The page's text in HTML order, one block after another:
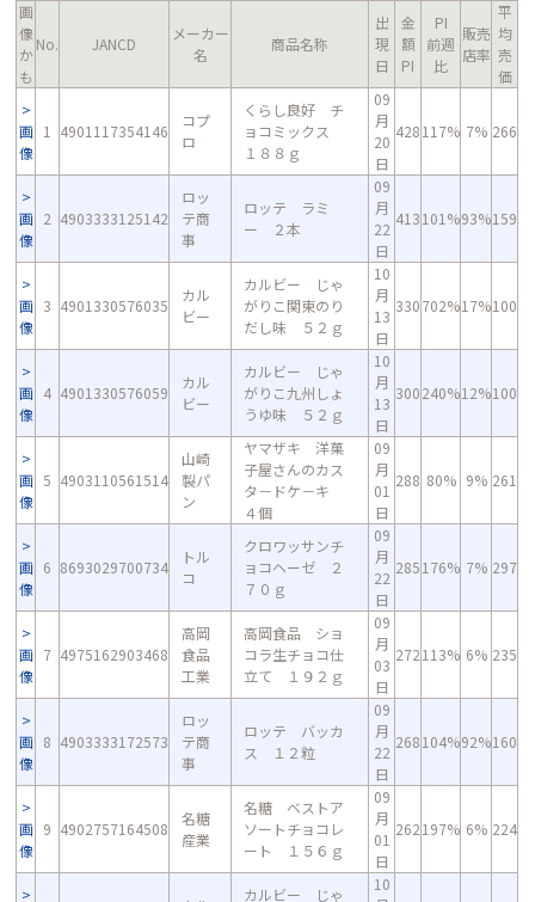
画
像
か
も
No. JANCD
メーカー
名
商品名称
出
現
日
金
額
PI
PI
前週
比
販売
店率
平
均
売
価
画
像
1 4901117354146
コプ
ロ
くらし良好 チ
ョコミックス
１８８ｇ
09
月
20
日
428117% 7% 266
画
像
2 4903333125142
ロッ
テ商
事
ロッテ ラミ
ー ２本
09
月
22
日
413101%93%159
画
像
3 4901330576035
カル
ビー
カルビー じゃ
がりこ関東のり
だし味 ５２ｇ
10
月
13
日
330702%17%100
画
像
4 4901330576059
カル
ビー
カルビー じゃ
がりこ九州しょ
うゆ味 ５２ｇ
10
月
13
日
300240%12%100
画
像
5 4903110561514
山崎
製パ
ン
ヤマザキ 洋菓
子屋さんのカス
タ－ドケ－キ
４個
09
月
01
日
288 80% 9% 261
画
像
6 8693029700734
トル
コ
クロワッサンチ
ョコヘーゼ ２
７０ｇ
09
月
22
日
285176% 7% 297
画
像
7 4975162903468
高岡
食品
工業
高岡食品 ショ
コラ生チョコ仕
立て １９２ｇ
09
月
03
日
272113% 6% 235
画
像
8 4903333172573
ロッ
テ商
事
ロッテ バッカ
ス １２粒
09
月
22
日
268104%92%160
画
像
9 4902757164508
名糖
産業
名糖 ベストア
ソートチョコレ
ート １５６ｇ
09
月
01
日
262197% 6% 224
カルビー じゃ
10